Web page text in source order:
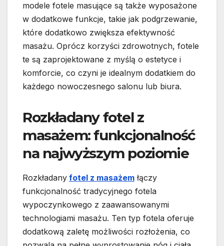
modele fotele masujące są także wyposażone
w dodatkowe funkcje, takie jak podgrzewanie,
które dodatkowo zwiększa efektywność
masażu. Oprócz korzyści zdrowotnych, fotele
te są zaprojektowane z myślą o estetyce i
komforcie, co czyni je idealnym dodatkiem do
każdego nowoczesnego salonu lub biura.
Rozkładany fotel z
masażem: funkcjonalność
na najwyższym poziomie
Rozkładany fotel z masażem łączy
funkcjonalność tradycyjnego fotela
wypoczynkowego z zaawansowanymi
technologiami masażu. Ten typ fotela oferuje
dodatkową zaletę możliwości rozłożenia, co